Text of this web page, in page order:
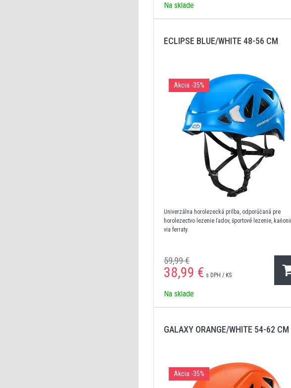
Na sklade
ECLIPSE BLUE/WHITE 48-56 CM
Akcia -35%
Univerzálna horolezecká prilba, odporúčaná pre
horolezectvo lezenie ľadov, športové lezenie,
via ferraty.
59,99 €
38,99 € s DPH / KS
Na sklade
GALAXY ORANGE/WHITE 54-62 CM
Akcia -35%